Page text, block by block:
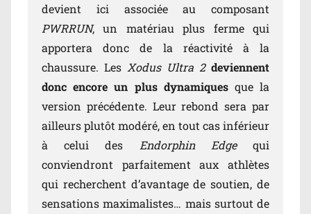
devient ici associée au composant
PWRRUN, un matériau plus ferme qui
apportera donc de la réactivité à la
chaussure. Les Xodus Ultra 2 deviennent
donc encore un plus dynamiquesque la
version précédente. Leur rebond sera par
ailleurs plutôt modéré, en tout cas inférieur
à celui des
Endorphin Edgequi
conviendront parfaitement aux athlètes
qui recherchent d’avantage de soutien, de
sensations maximalistes… mais surtout de